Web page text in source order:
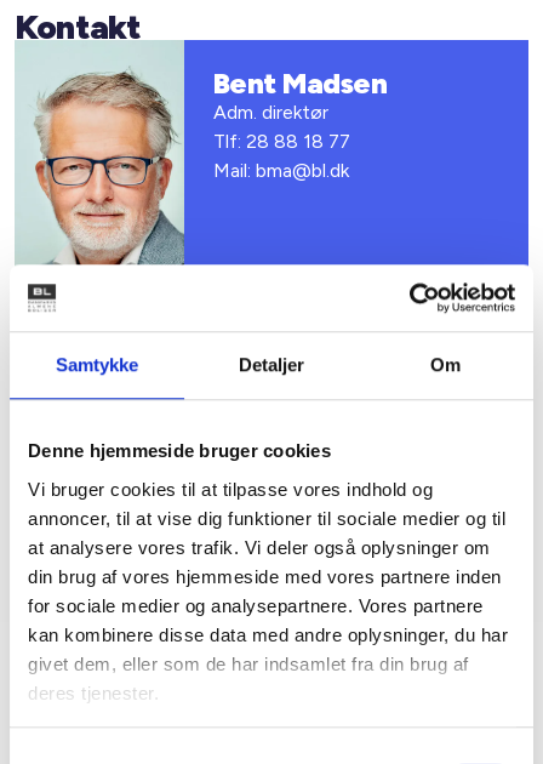
Samtykke Detaljer Om
Denne hjemmeside bruger cookies
Vi bruger cookies til at tilpasse vores indhold og
annoncer, til at vise dig funktioner til sociale medier og til
at analysere vores trafik. Vi deler også oplysninger om
din brug af vores hjemmeside med vores partnere inden
for sociale medier og analysepartnere. Vores partnere
kan kombinere disse data med andre oplysninger, du har
givet dem, eller som de har indsamlet fra din brug af
deres tjenester.
Kontakt
Bent Madsen
Adm. direktør
Tlf: 28 88 18 77
Mail: bma@bl.dk
Sanne Steen
Petersen
Tlf: 22 20 87 73
Mail: spe@bl.dk
Relateret indhold Viden